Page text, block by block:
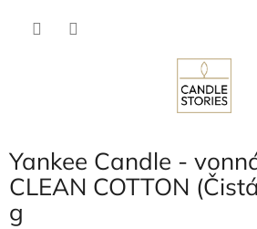
Yankee Candle -
CLEAN COTTON
g